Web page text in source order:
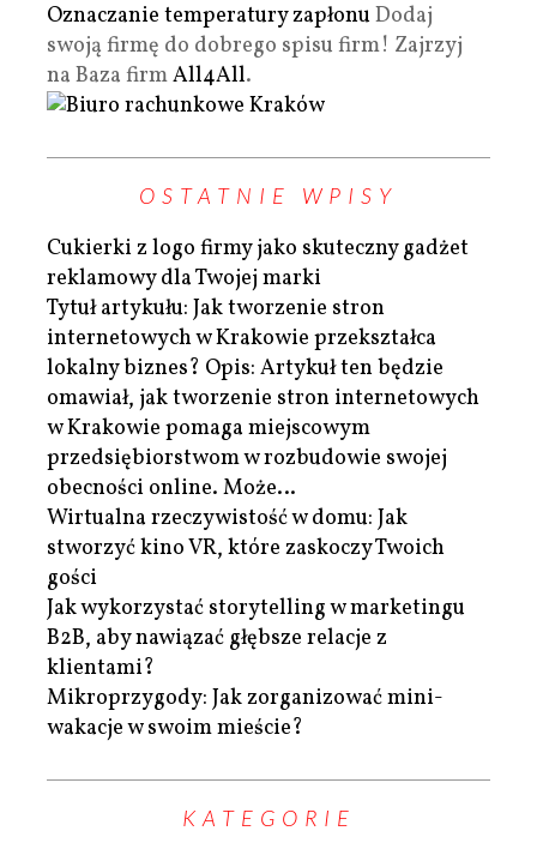
Oznaczanie temperatury zapłonu Dodaj
swoją firmę do dobrego spisu firm! Zajrzyj
na Baza firmAll4All.
OSTATNIE WPISY
Cukierki z logo firmy jako skuteczny gadżet
reklamowy dla Twojej marki
Tytuł artykułu: Jak tworzenie stron
internetowych w Krakowie przekształca
lokalny biznes? Opis: Artykuł ten będzie
omawiał, jak tworzenie stron internetowych
w Krakowie pomaga miejscowym
przedsiębiorstwom w rozbudowie swojej
obecności online. Może…
Wirtualna rzeczywistość w domu: Jak
stworzyć kino VR, które zaskoczy Twoich
gości
Jak wykorzystać storytelling w marketingu
B2B, aby nawiązać głębsze relacje z
klientami?
Mikroprzygody: Jak zorganizować mini-
wakacje w swoim mieście?
KATEGORIE